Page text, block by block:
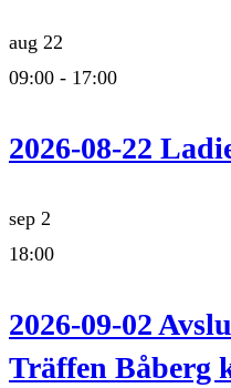
aug 22
09:00 - 17:00
2026-08-22
sep 2
18:00
2026-09-02
Träffen Båberg